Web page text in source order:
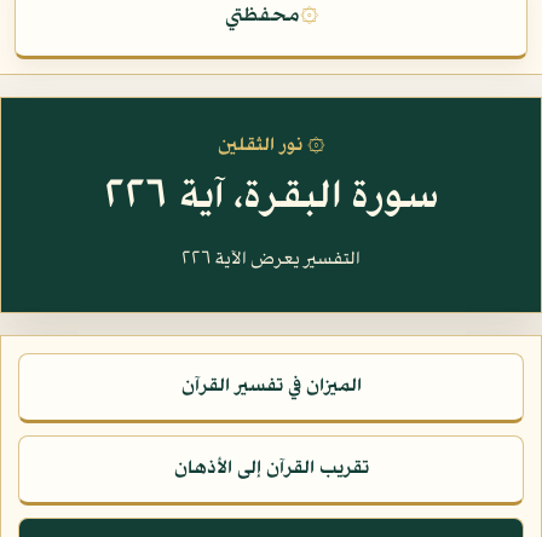
۞محفظتي
۞ نور الثقلين
سورة البقرة، آية ٢٢٦
التفسير يعرض الآية ٢٢٦
الميزان في تفسير القرآن
تقريب القرآن إلى الأذهان